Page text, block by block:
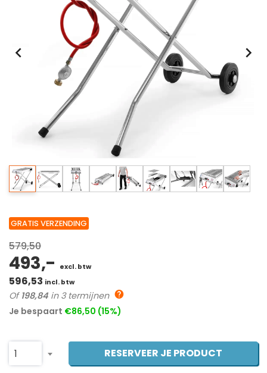
GRATIS VERZENDING
579,50
493,- excl. btw
596,53 incl. btw
Of 198,84 in 3 termijnen
Je bespaart €86,50 (15%)
1 RESERVEER JE PRODUCT